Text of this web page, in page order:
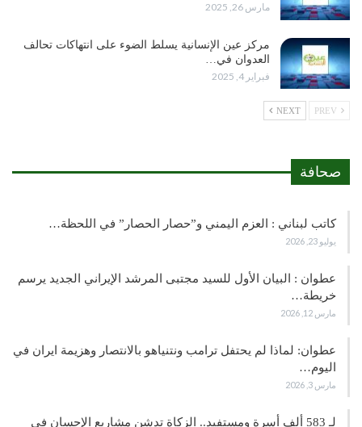
مارس 26, 2025
مركز عين الإنسانية يسلط الضوء على انتهاكات تحالف
العدوان في…
فبراير 4, 2025
NEXT
صحافة
كاتب لبناني : العزم اليمني و”حصار الحصار” في اللحظة…
يوليو 23, 2026
عطوان : البيان الأول للسيد مجتبى المرشد الإيراني الجديد يرسم
خريطة…
مارس 12, 2026
عطوان: لماذا لم يحتفل ترامب ونتنياهو بالانتصار وهزيمة ايران في
اليوم…
مارس 3, 2026
لـ 583 ألف أسرة ومستفيد.. الزكاة تدشن مشاريع الإحسان في